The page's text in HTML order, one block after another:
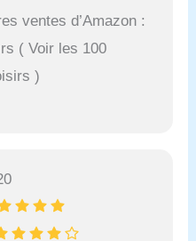
ventes d’Amazon :
( Voir les 100
)